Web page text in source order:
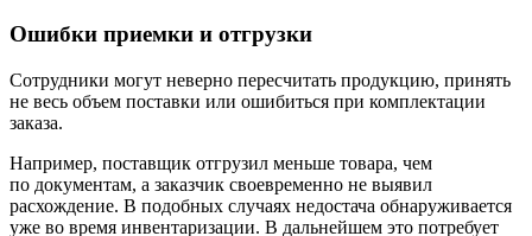
Ошибки приемки и отгрузки
Сотрудники могут неверно пересчитать продукцию, принять
не весь объем поставки или ошибиться при комплектации
заказа.
Например, поставщик отгрузил меньше товара, чем
по документам, а заказчик своевременно не выявил
расхождение. В подобных случаях недостача обнаруживается
уже во время инвентаризации. В дальнейшем это потребует